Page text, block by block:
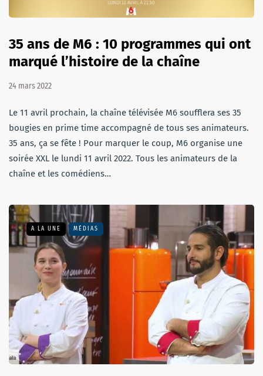
35 ans de M6 : 10 programmes qui ont
marqué l’histoire de la chaîne
24 mars 2022
Le 11 avril prochain, la chaîne télévisée M6 soufflera ses 35
bougies en prime time accompagné de tous ses animateurs.
35 ans, ça se fête ! Pour marquer le coup, M6 organise une
soirée XXL le lundi 11 avril 2022. Tous les animateurs de la
chaîne et les comédiens…
A LA UNE MÉDIAS